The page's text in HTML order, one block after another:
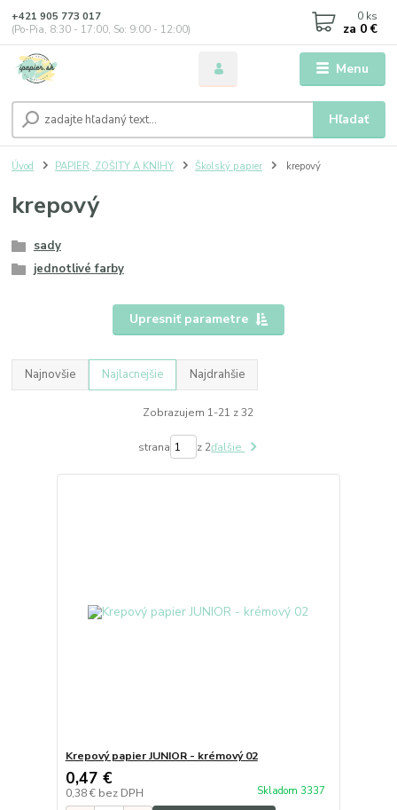
Menu
Hľadať
+421 905 773 017
(Po-Pia, 8:30 - 17:00, So: 9:00 - 12:00)
0 ks
za 0 €
Úvod PAPIER, ZOŠITY A KNIHY Školský papier krepový
krepový
sady
jednotlivé farby
Upresniť parametre
Najnovšie Najlacnejšie Najdrahšie
Zobrazujem 1-21 z 32
strana z 2ďalšie
Krepový papier JUNIOR - krémový 02
0,47 €
0,38 € bez DPH Skladom 3337